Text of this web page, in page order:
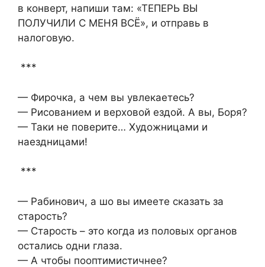
в конверт, напиши там: «ТЕПЕРЬ ВЫ
ПОЛУЧИЛИ С МЕНЯ ВСЁ», и отправь в
налоговую.
***
— Фирочка, а чем вы увлекаетесь?
— Рисованием и верховой ездой. А вы, Боря?
— Таки не поверите… Художницами и
наездницами!
***
— Рабинович, а шо вы имеете сказать за
старость?
— Старость – это когда из половых органов
остались одни глаза.
— А чтобы пооптимистичнее?